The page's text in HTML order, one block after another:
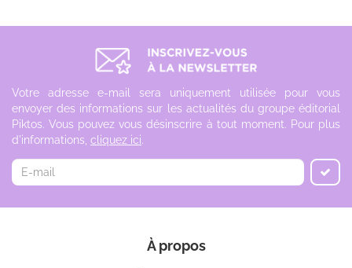
Votre adresse e-mail sera uniquement utilisée pour vous
envoyer des informations sur les actualités du groupe éditorial
Piktos. Vous pouvez vous désinscrire à tout moment. Pour plus
d'informations, cliquez ici.
À propos